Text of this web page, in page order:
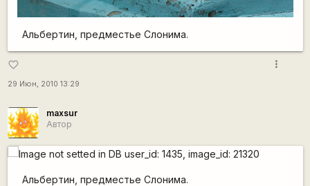
Альбертин, предместье Слонима.
favorite_border
29 Июн, 2010 13:29
more_vert
maxsur
Автор
Альбертин, предместье Слонима.